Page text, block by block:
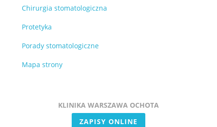
Chirurgia stomatologiczna
Protetyka
Porady stomatologiczne
Mapa strony
KLINIKA WARSZAWA OCHOTA
ZAPISY ONLINE